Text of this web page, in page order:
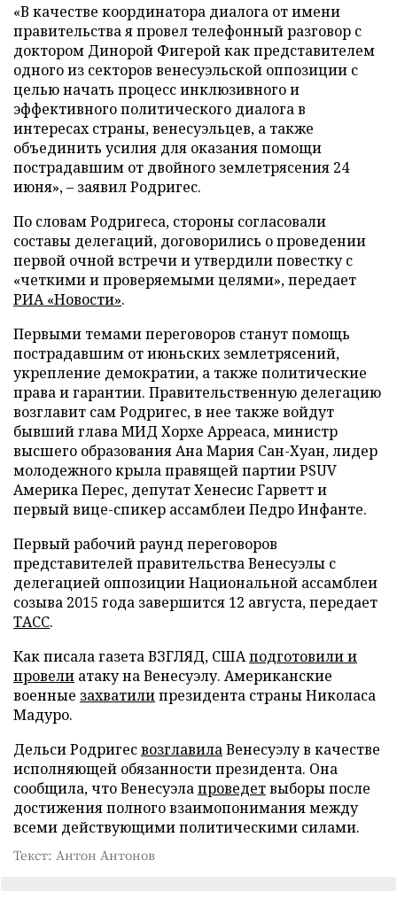
«В качестве координатора диалога от имени
правительства я провел телефонный разговор с
доктором Динорой Фигерой как представителем
одного из секторов венесуэльской оппозиции с
целью начать процесс инклюзивного и
эффективного политического диалога в
интересах страны, венесуэльцев, а также
объединить усилия для оказания помощи
пострадавшим от двойного землетрясения 24
июня», – заявил Родригес.
По словам Родригеса, стороны согласовали
составы делегаций, договорились о проведении
первой очной встречи и утвердили повестку с
«четкими и проверяемыми целями», передает
РИА «Новости».
Первыми темами переговоров станут помощь
пострадавшим от июньских землетрясений,
укрепление демократии, а также политические
права и гарантии. Правительственную делегацию
возглавит сам Родригес, в нее также войдут
бывший глава МИД Хорхе Арреаса, министр
высшего образования Ана Мария Сан-Хуан, лидер
молодежного крыла правящей партии PSUV
Америка Перес, депутат Хенесис Гарветт и
первый вице-спикер ассамблеи Педро Инфанте.
Первый рабочий раунд переговоров
представителей правительства Венесуэлы с
делегацией оппозиции Национальной ассамблеи
созыва 2015 года завершится 12 августа, передает
ТАСС.
Как писала газета ВЗГЛЯД, СШАподготовили и
провели атаку на Венесуэлу. Американские
военные захватилипрезидента страны Николаса
Мадуро.
Дельси РодригесвозглавилаВенесуэлу в качестве
исполняющей обязанности президента. Она
сообщила, что Венесуэлапроведетвыборы после
достижения полного взаимопонимания между
всеми действующими политическими силами.
Текст: Антон Антонов